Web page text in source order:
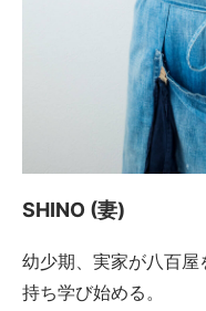
SHINO (妻)
幼少期、実家が八百
持ち学び始める。